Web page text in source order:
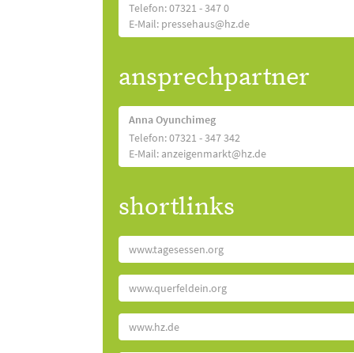
Telefon: 07321 - 347 0
E-Mail: pressehaus@hz.de
ansprechpartner
Anna Oyunchimeg
Telefon: 07321 - 347 342
E-Mail: anzeigenmarkt@hz.de
shortlinks
www.tagesessen.org
www.querfeldein.org
www.hz.de